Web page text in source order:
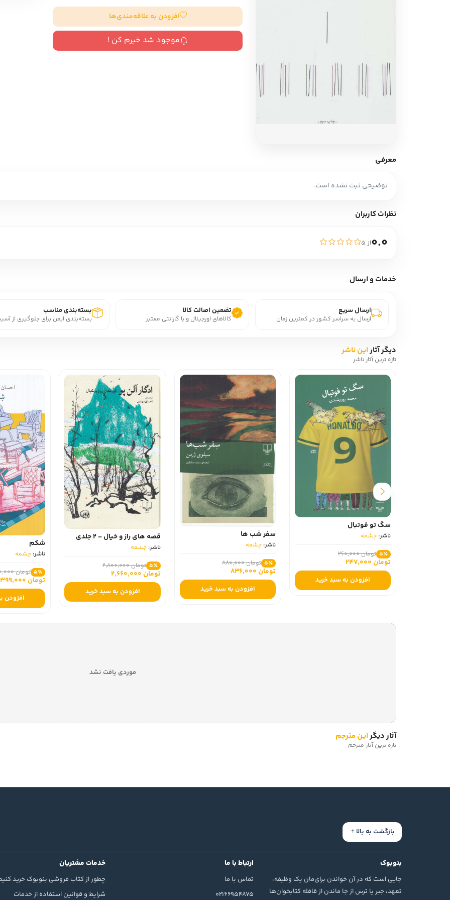
ادبیات آسیا
سایر کشورهای اروپا
ادبیات
زبان شناسی
سایر کشورهای اروپا
داستان کوتاه
افزودن به علاقه‌مندی‌ها
موجود شد خبرم کن !
معرفی
توضیحی ثبت نشده است.
نظرات کاربران
0.0از ۵
خدمات و ارسال
ارسال سریع
ارسال به سراسر کشور در کمترین زمان
تضمین اصالت کالا
کالاهای اورجینال و با گارانتی معتبر
بسته‌بندی مناسب
بسته‌بندی ایمن برای جلوگیری از
دیگر آثاراین ناشر
تازه ترین آثار ناشر
سگ تو فوتبال
ناشر: چشمه
5٪ تومان 260,000
تومان 247,000
افزودن به سبد خرید
سفر شب‌ ها
ناشر: چشمه
5٪ تومان 880,000
تومان 836,000
افزودن به سبد خرید
قصه‌ های راز و خیال - 2 جلدی
ناشر: چشمه
5٪ تومان 2,800,000
تومان 2,660,000
افزودن به سبد خرید
شکم
ناشر: چشمه
5٪ تومان 420,000
تومان 399,000
افزودن
موردی یافت نشد
آثار دیگراین مترجم
تازه ترین آثار مترجم
بازگشت به بالا
بنوبوک
جایی است که در آن خواندن برای‌مان یک وظیفه،
تعهد، جبر یا ترس از جا ماندن از قافله کتابخوان‌ها
ارتباط با ما
تماس با ما
02166954875
خدمات مشتریان
چطور از کتاب فروشی بنوبوک خرید
شرایط و قوانین استفاده از خدمات